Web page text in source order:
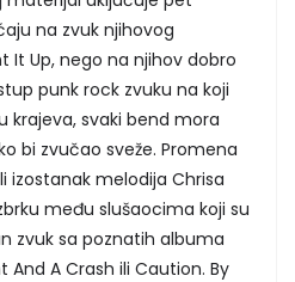
na zvuk njihovog
It Up, nego na njihov dobro
punk rock zvuku na koji
krajeva, svaki bend mora
bi zvučao sveže. Promena
izostanak melodija Chrisa
među slušaocima koji su
zvuk sa poznatih albuma
And A Crash ili Caution. By